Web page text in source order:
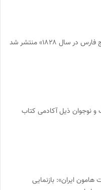
سال ۱۸۲۸» منتشر شد
کودک و نوجوان ذیل آکادمی کتاب
هامون ایران»: بازنمایی